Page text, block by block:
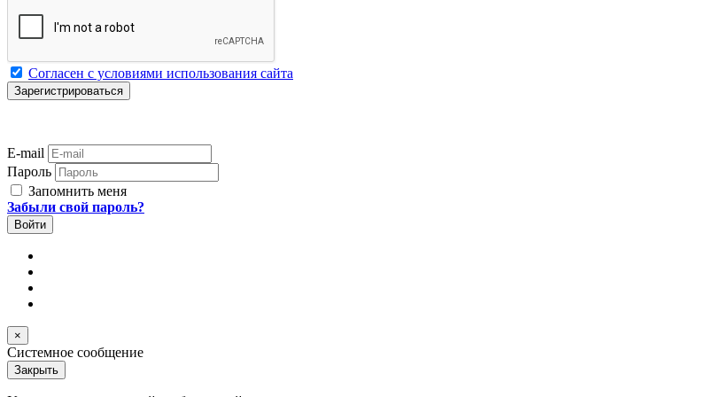
Согласен с условиями использования сайта
E-mail
Пароль
Запомнить меня
Забыли свой пароль?
×
Системное сообщение
Закрыть